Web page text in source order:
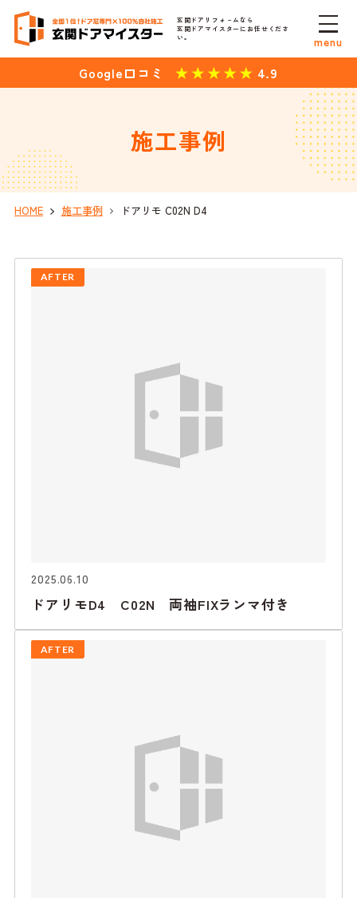
玄関ドアリフォ－ムなら
玄関ドアマイスターにお任せくださ
い。
Google口コミ 4.9
menu
施工事例
HOME 施工事例 ドアリモ C02N D4
AFTER
2025.06.10
ドアリモD4 C02N 両袖FIXランマ付き
AFTER